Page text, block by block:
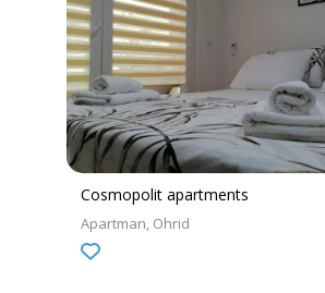
Cosmopolit apartments
Apartman Ohrid